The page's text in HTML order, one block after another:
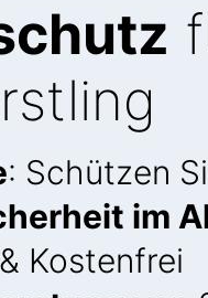
: Schützen
im
Kostenfrei